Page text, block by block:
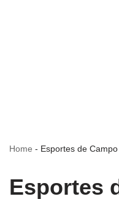
Home - Esportes de
Esportes